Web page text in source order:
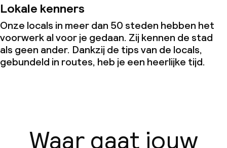
Lokale kenners
Onze locals in meer dan 50 steden hebben het
voorwerk al voor je gedaan. Zij kennen de stad
als geen ander. Dankzij de tips van de locals,
gebundeld in routes, heb je een heerlijke tijd.
Waar gaat jouw